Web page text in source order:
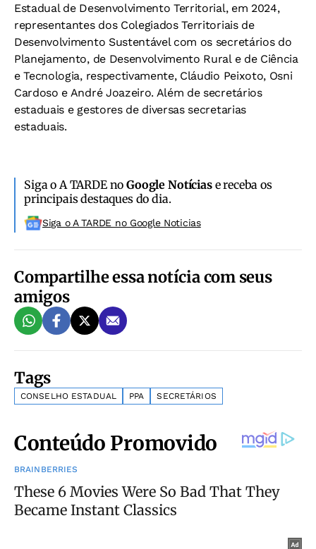
Estadual de Desenvolvimento Territorial, em 2024,
representantes dos Colegiados Territoriais de
Desenvolvimento Sustentável com os secretários do
Planejamento, de Desenvolvimento Rural e de Ciência
e Tecnologia, respectivamente, Cláudio Peixoto, Osni
Cardoso e André Joazeiro. Além de secretários
estaduais e gestores de diversas secretarias
estaduais.
Siga o A TARDE noGoogle Notíciase receba os
principais destaques do dia.
Siga o A TARDE no Google Noticias
Compartilhe essa notícia com seus
amigos
Tags
CONSELHO ESTADUAL PPA SECRETÁRIOS